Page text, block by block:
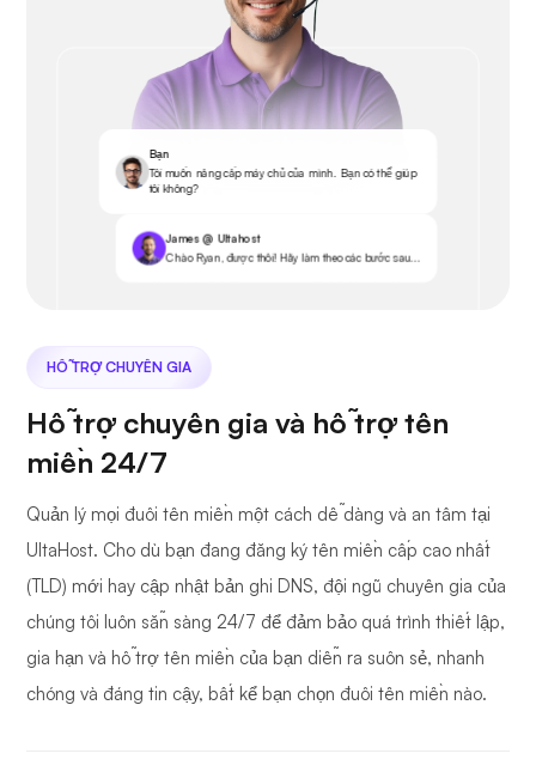
Bạn
Tôi muốn nâng cấp máy chủ của mình. Bạn có thể giúp
tôi không?
James @ Ultahost
Chào Ryan, được thôi! Hãy làm theo các bước sau...
HỖ TRỢ CHUYÊN GIA
Hỗ trợ chuyên gia và hỗ trợ tên
miền 24/7
Quản lý mọi đuôi tên miền một cách dễ dàng và an tâm tại
UltaHost. Cho dù bạn đang đăng ký tên miền cấp cao nhất
(TLD) mới hay cập nhật bản ghi DNS, đội ngũ chuyên gia của
chúng tôi luôn sẵn sàng 24/7 để đảm bảo quá trình thiết lập,
gia hạn và hỗ trợ tên miền của bạn diễn ra suôn sẻ, nhanh
chóng và đáng tin cậy, bất kể bạn chọn đuôi tên miền nào.